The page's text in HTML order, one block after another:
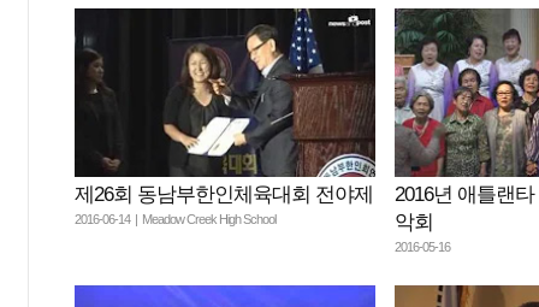
제26회 동남부한인체육대회 전야제
2016-06-14 | Meadow Creek High School
2016년 애틀랜
악회
2016-05-16